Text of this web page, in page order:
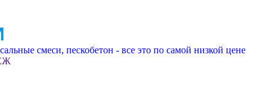
смеси, пескобетон - все это по самой низкой цене